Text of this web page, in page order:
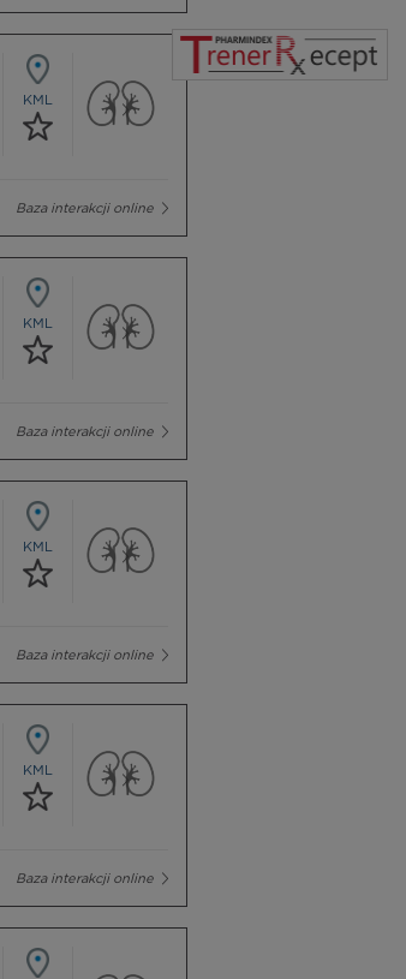
KML
Baza interakcji online
KML
Baza interakcji online
KML
Baza interakcji online
KML
Baza interakcji online